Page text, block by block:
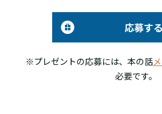
応募する
※プレゼントの応募には、本の話
必要です。